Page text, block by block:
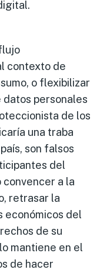
contexto de
o flexibilizar
datos personales
de los
una traba
son falsos
del
a la
retrasar la
económicos del
de su
mantiene en el
de hacer